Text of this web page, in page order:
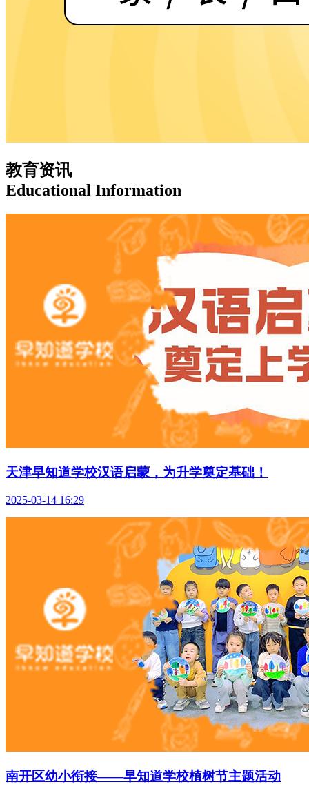
教育资讯
Educational Information
天津早知道学校汉语启蒙，为升学奠定基础！
2025-03-14 16:29
南开区幼小衔接——早知道学校植树节主题活动